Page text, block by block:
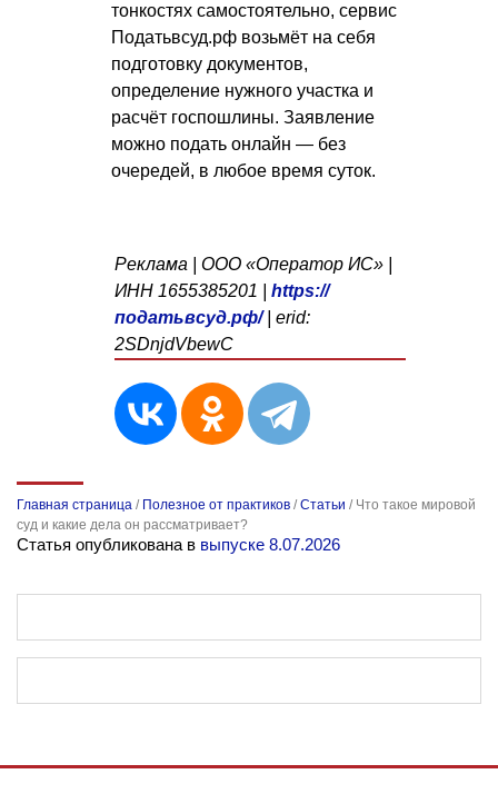
тонкостях самостоятельно, сервис
Податьвсуд.рф возьмёт на себя
подготовку документов,
определение нужного участка и
расчёт госпошлины. Заявление
можно подать онлайн — без
очередей, в любое время суток.
Реклама | ООО «Оператор ИС» |
ИНН 1655385201 | https://
податьвсуд.рф/| erid:
2SDnjdVbewC
Главная страница / Полезное от практиков /Статьи / Что такое мировой
суд и какие дела он рассматривает?
Статья опубликована в выпуске 8.07.2026